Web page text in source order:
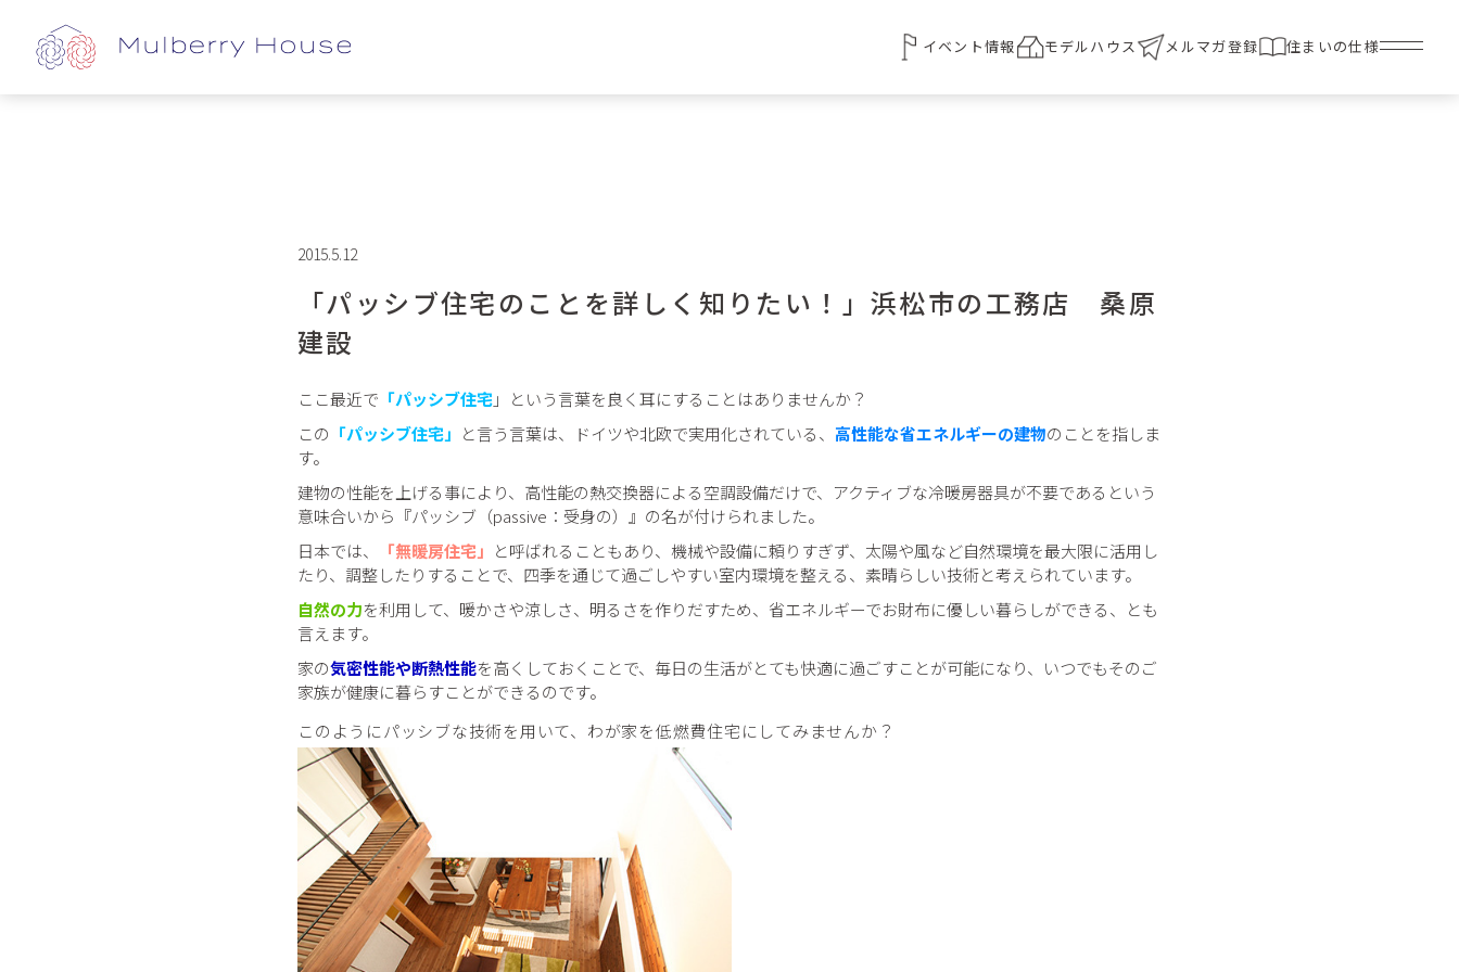
イベント情報 モデルハウス メルマガ登録 住まいの仕様
2015.5.12
「パッシブ住宅のことを詳しく知りたい！」浜松市の工務店 桑原
建設
ここ最近で 「パッシブ住宅」という言葉を良く耳にすることはありませんか？
この 「パッシブ住宅」 と言う言葉は、ドイツや北欧で実用化されている、 高性能な省エネルギーの建物のことを指しま
す。
建物の性能を上げる事により、高性能の熱交換器による空調設備だけで、アクティブな冷暖房器具が不要であるという
意味合いから『パッシブ（passive：受身の）』の名が付けられました。
日本では、
「無暖房住宅」 と呼ばれることもあり、機械や設備に頼りすぎず、太陽や風など自然環境を最大限に活用し
たり、調整したりすることで、四季を通じて過ごしやすい室内環境を整える、素晴らしい技術と考えられています。
自然の力を利用して、暖かさや涼しさ、明るさを作りだすため、省エネルギーでお財布に優しい暮らしができる、とも
言えます。
家の気密性能や断熱性能を高くしておくことで、毎日の生活がとても快適に過ごすことが可能になり、いつでもそのご
家族が健康に暮らすことができるのです。
このようにパッシブな技術を用いて、わが家を低燃費住宅にしてみませんか？